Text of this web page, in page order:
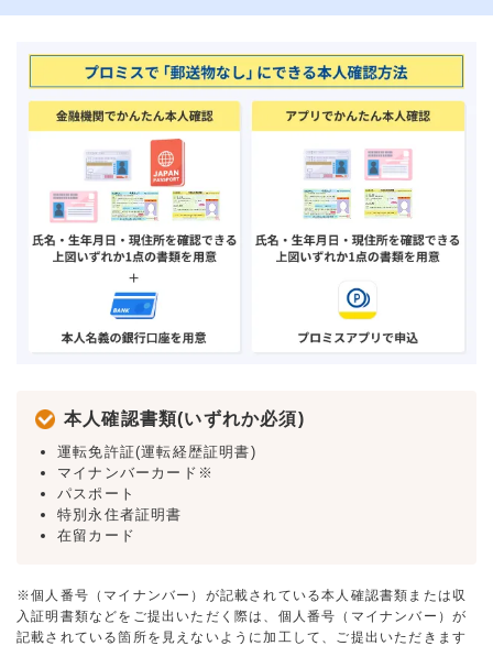
本人確認書類(いずれか必須)
運転免許証(運転経歴証明書)
マイナンバーカード※
パスポート
特別永住者証明書
在留カード
※個人番号（マイナンバー）が記載されている本人確認書類または収
入証明書類などをご提出いただく際は、個人番号（マイナンバー）が
記載されている箇所を見えないように加工して、ご提出いただきます